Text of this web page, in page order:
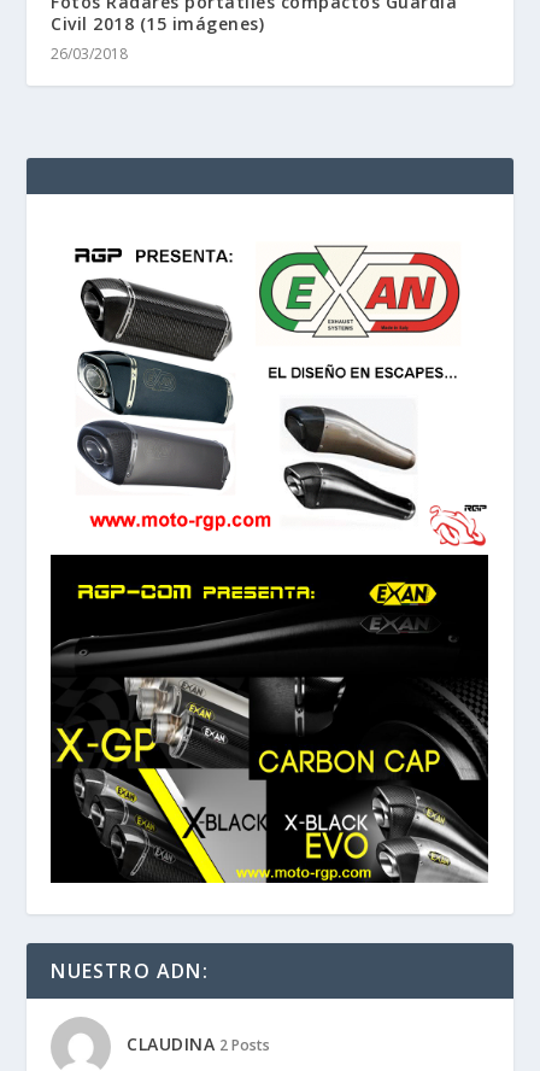
Civil 2018 (15 imágenes)
26/03/2018
NUESTRO ADN:
CLAUDINA 2 Posts